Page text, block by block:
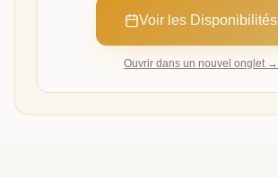
Voir les Disponibilités
Ouvrir dans un nouvel onglet →